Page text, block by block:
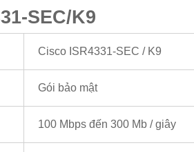
SEC/K9
Cisco ISR4331-SEC / K9
Gói bảo mật
100 Mbps đến 300 Mb / giây